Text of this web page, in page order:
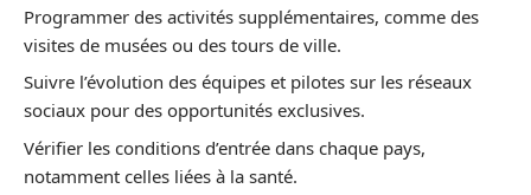
Programmer des activités supplémentaires, comme des
visites de musées ou des tours de ville.
Suivre l’évolution des équipes et pilotes sur les réseaux
sociaux pour des opportunités exclusives.
Vérifier les conditions d’entrée dans chaque pays,
notamment celles liées à la santé.